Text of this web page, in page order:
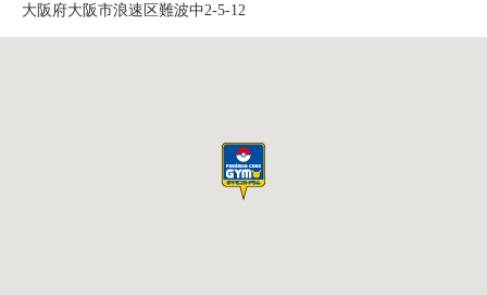
大阪府大阪市浪速区難波中2-5-12